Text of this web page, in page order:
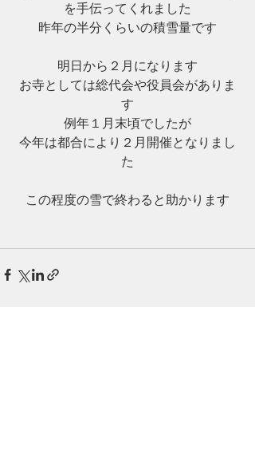
を手伝ってくれました
昨年の半分くらいの積雪量です
明日から２月になります
お寺としては総代会や役員会がありま
す
例年１月末頃でしたが
今年は都合により２月開催となりまし
た
この程度の雪で終わると助かります